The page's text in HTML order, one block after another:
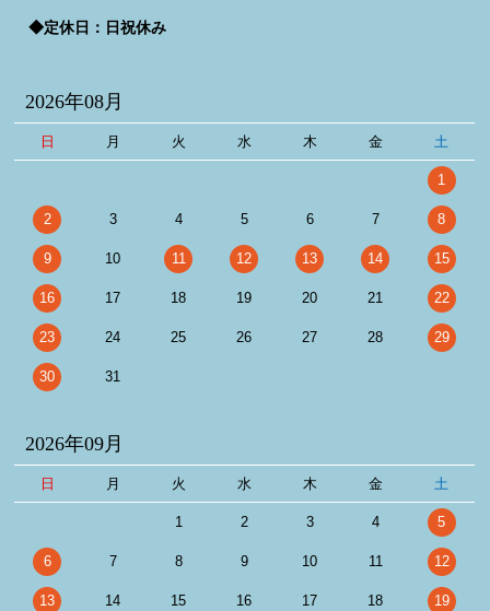
◆定休日：日祝休み
2026年08月
日 月 火 水 木 金 土
1
2 3 4 5 6 7 8
9 10 11 12 13 14 15
16 17 18 19 20 21 22
23 24 25 26 27 28 29
30 31
2026年09月
日 月 火 水 木 金 土
1 2 3 4 5
6 7 8 9 10 11 12
13 14 15 16 17 18 19